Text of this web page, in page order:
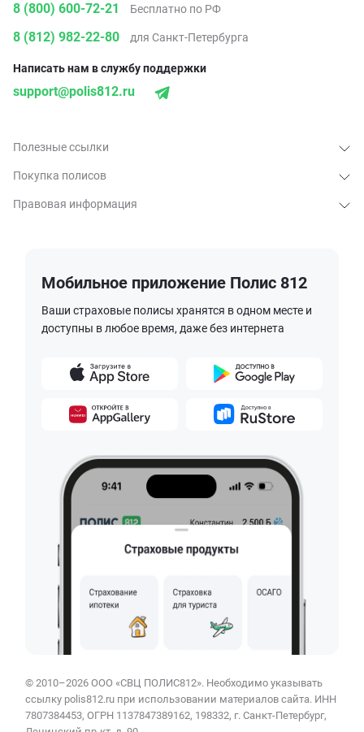
Полезные ссылки
Покупка полисов
Правовая информация
8 (800) 600-72-21 Бесплатно по РФ
8 (812) 982-22-80 для Санкт-Петербурга
Написать нам в службу поддержки
support@polis812.ru
Мобильное приложение Полис 812
Ваши страховые полисы хранятся в одном месте и
доступны в любое время, даже без интернета
© 2010–2026 ООО «СВЦ ПОЛИС812». Необходимо указывать
ссылку polis812.ru при использовании материалов сайта. ИНН
7807384453, ОГРН 1137847389162, 198332, г. Санкт-Петербург,